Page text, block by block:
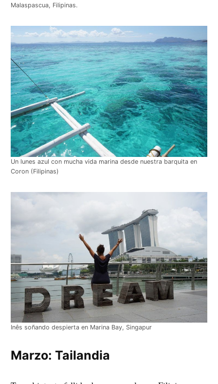
Malaspascua, Filipinas.
Un lunes azul con mucha vida marina desde nuestra barquita en
Coron (Filipinas)
Inês soñando despierta en Marina Bay, Singapur
Marzo: Tailandia